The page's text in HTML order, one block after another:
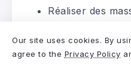
Réaliser des
circulation.
Our site uses cookies. By
agree to the Privacy Policy